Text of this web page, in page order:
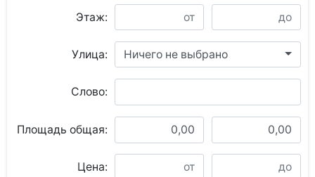
Этаж:
Улица: Ничего не выбрано
Слово:
Площадь общая:
Цена: